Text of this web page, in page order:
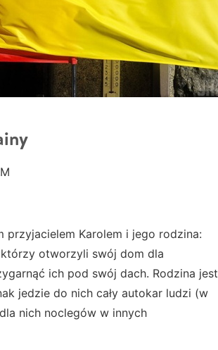
przyjacielem Karolem i jego rodzina:
którzy otworzyli swój dom dla
ich pod swój dach. Rodzina jest
jedzie do nich cały autokar ludzi (w
nich noclegów w innych